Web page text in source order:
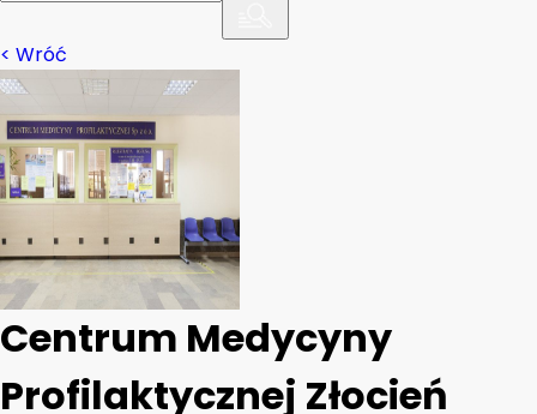
< Wróć
Centrum Medycyny
Profilaktycznej Złocień